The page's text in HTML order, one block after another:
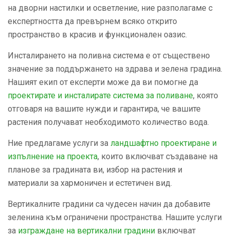
на дворни настилки и осветление, ние разполагаме с
експертността да превърнем всяко открито
пространство в красив и функционален оазис.
Инсталирането на поливна система е от съществено
значение за поддържането на здрава и зелена градина.
Нашият екип от експерти може да ви помогне да
проектирате и инсталирате система за поливане, която
отговаря на вашите нужди и гарантира, че вашите
растения получават необходимото количество вода.
Ние предлагаме услуги за ландшафтнo проектиране и
изпълнение на проекта, които включват създаване на
планове за градината ви, избор на растения и
материали за хармоничен и естетичен вид.
Вертикалните градини са чудесен начин да добавите
зеленина към ограничени пространства. Нашите услуги
за изграждане на вертикални градини включват